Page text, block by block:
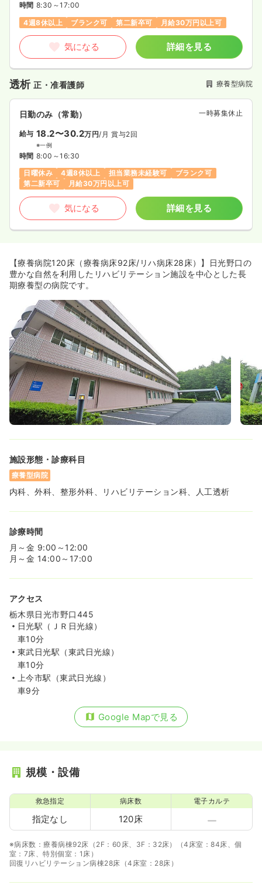
時間 8:30～17:00
4週8休以上
ブランク可 第二新卒可 月給30万円以上可
気になる 詳細を見る
透析正・准看護師 療養型病院
日勤のみ（常勤） 一時募集休止
給与 18.2〜30.2万円/月 賞与2回
※一例
時間 8:00～16:30
日曜休み
4週8休以上 担当業務未経験可
ブランク可
第二新卒可
月給30万円以上可
気になる 詳細を見る
【療養病院120床（療養病床92床/リハ病床28床）】日光野口の
豊かな自然を利用したリハビリテーション施設を中心とした長
期療養型の病院です。
施設形態・診療科目
療養型病院
内科、外科、整形外科、リハビリテーション科、人工透析
診療時間
月～金 9:00～12:00
月～金 14:00～17:00
アクセス
栃木県日光市野口445
日光駅（ＪＲ日光線）
車10分
東武日光駅（東武日光線）
車10分
上今市駅（東武日光線）
車9分
Google Mapで見る
規模・設備
救急指定
指定なし
病床数
120床
電子カルテ
※病床数：療養病棟92床（2F：60床、3F：32床）（4床室：84床、個
室：7床、特別個室：1床）
回復リハビリテーション病棟28床（4床室：28床）